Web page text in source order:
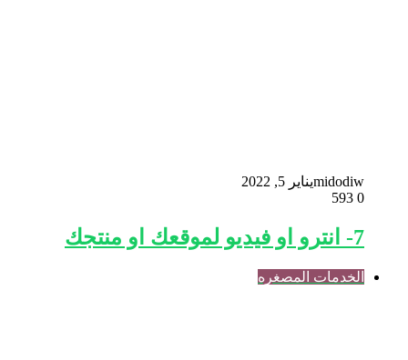
midodiwيناير 5, 2022
0
7- انترو او فيديو لموقعك او منتجك
الخدمات المصغره